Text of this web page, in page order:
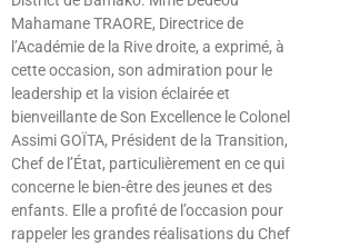
Mahamane TRAORE, Directrice de
l’Académie de la Rive droite, a exprimé, à
cette occasion, son admiration pour le
leadership et la vision éclairée et
bienveillante de Son Excellence le Colonel
Assimi GOÏTA, Président de la Transition,
Chef de l’État, particulièrement en ce qui
concerne le bien-être des jeunes et des
enfants. Elle a profité de l’occasion pour
rappeler les grandes réalisations du Chef